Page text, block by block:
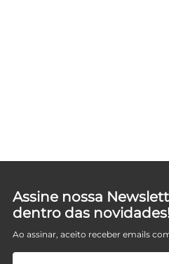
Assine nossa
dentro das
Ao assinar, aceito receber emails